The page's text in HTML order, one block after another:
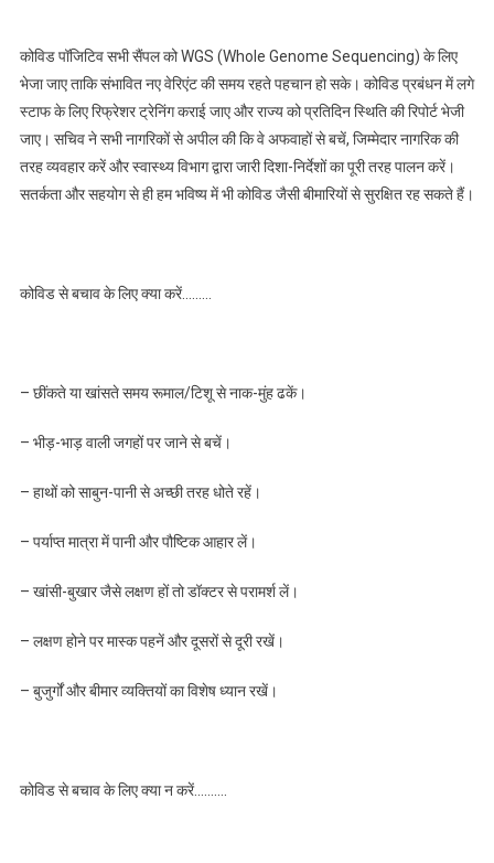
कोविड पॉजिटिव सभी सैंपल को WGS (Whole Genome Sequencing) के लिए
भेजा जाए ताकि संभावित नए वेरिएंट की समय रहते पहचान हो सके। कोविड प्रबंधन में लगे
स्टाफ के लिए रिफ्रेशर ट्रेनिंग कराई जाए और राज्य को प्रतिदिन स्थिति की रिपोर्ट भेजी
जाए। सचिव ने सभी नागरिकों से अपील की कि वे अफवाहों से बचें, जिम्मेदार नागरिक की
तरह व्यवहार करें और स्वास्थ्य विभाग द्वारा जारी दिशा-निर्देशों का पूरी तरह पालन करें।
सतर्कता और सहयोग से ही हम भविष्य में भी कोविड जैसी बीमारियों से सुरक्षित रह सकते हैं।
कोविड से बचाव के लिए क्या करें………
– छींकते या खांसते समय रूमाल/टिशू से नाक-मुंह ढकें।
– भीड़-भाड़ वाली जगहों पर जाने से बचें।
– हाथों को साबुन-पानी से अच्छी तरह धोते रहें।
– पर्याप्त मात्रा में पानी और पौष्टिक आहार लें।
– खांसी-बुखार जैसे लक्षण हों तो डॉक्टर से परामर्श लें।
– लक्षण होने पर मास्क पहनें और दूसरों से दूरी रखें।
– बुजुर्गों और बीमार व्यक्तियों का विशेष ध्यान रखें।
कोविड से बचाव के लिए क्या न करें……….